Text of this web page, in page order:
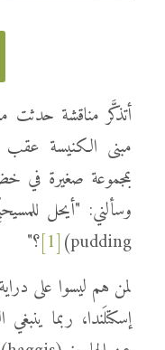
أتذكَّر مناقشة
مبنى الكنيسة عقب
بمجموعة صغيرة في
pudding)
[1] ؟"
لمن هم ليسوا على
إسكتلَندا، ربما